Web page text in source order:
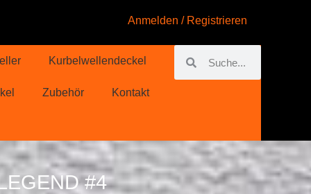
Anmelden / Registrieren
Kurbelwellendeckel
Zubehör Kontakt
#4